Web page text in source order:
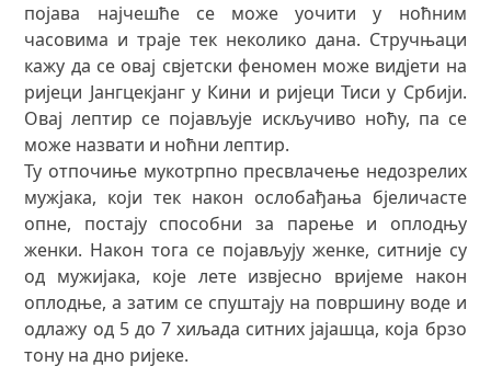
појава најчешће се може уочити у ноћним
часовима и траје тек неколико дана. Стручњаци
кажу да се овај свјетски феномен може видјети на
ријеци Јангцекјанг у Кини и ријеци Тиси у Србији.
Овај лептир се појављује искључиво ноћу, па се
може назвати и ноћни лептир.
Ту отпочиње мукотрпно пресвлачење недозрелих
мужјака, који тек након ослобађања бјеличасте
опне, постају способни за парење и оплодњу
женки. Након тога се појављују женке, ситније су
од мужијака, које лете извјесно вријеме након
оплодње, а затим се спуштају на површину воде и
одлажу од 5 до 7 хиљада ситних јајашца, која брзо
тону на дно ријеке.